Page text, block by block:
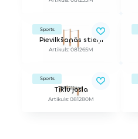
Sports
Pievilkšanās stieņi
Artikuls: 081265M
Sports
Tīklu josla
Artikuls: 081280M